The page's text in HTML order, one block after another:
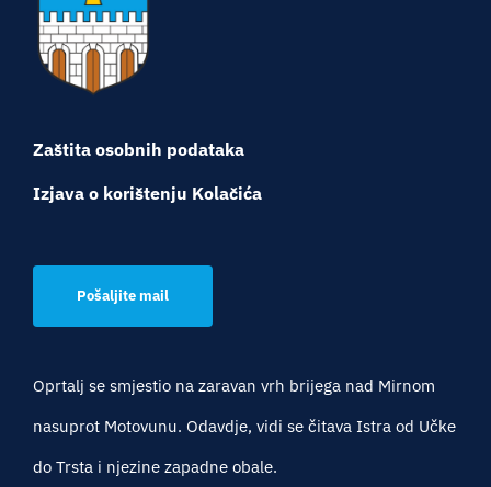
Turistička ponuda
Događaji
Zaštita osobnih podataka
Izjava o korištenju Kolačića
Pošaljite mail
Oprtalj se smjestio na zaravan vrh brijega nad Mirnom
nasuprot Motovunu. Odavdje, vidi se čitava Istra od Učke
do Trsta i njezine zapadne obale.